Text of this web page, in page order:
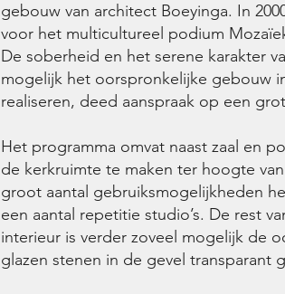
gebouw van architect Boeyinga. In
voor het multicultureel podium
De soberheid en het serene karakter
mogelijk het oorspronkelijke gebouw
realiseren, deed aanspraak op een
Het programma omvat naast zaal en
de kerkruimte te maken ter hoogte
groot aantal gebruiksmogelijkheden
een aantal repetitie studio’s. De rest
interieur is verder zoveel mogelijk de
glazen stenen in de gevel transparant